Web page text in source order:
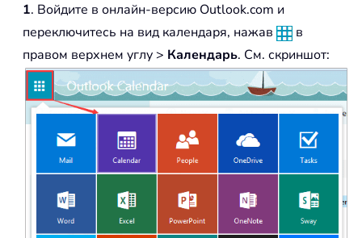
1. Войдите в онлайн-версию Outlook.com и
переключитесь на вид календаря, нажав
в
правом верхнем углу > Календарь. См. скриншот: